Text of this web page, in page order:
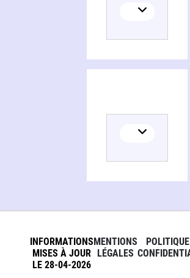
INFORMATIONS
MISES À JOUR
LE 28-04-2026
MENTIONS
LÉGALES